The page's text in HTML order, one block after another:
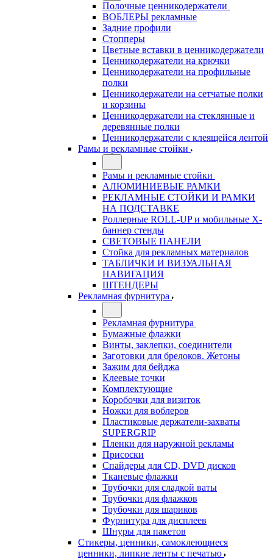
Полочные ценникодержатели
ВОБЛЕРЫ рекламные
Задние профили
Стопперы
Цветные вставки в ценникодержатели
Ценникодержатели на крючки
Ценникодержатели на профильные
полки
Ценникодержатели на сетчатые полки
и корзины
Ценникодержатели на стеклянные и
деревянные полки
Ценникодержатели с клеящейся лентой
Рамы и рекламные стойки
Рамы и рекламные стойки
АЛЮМИНИЕВЫЕ РАМКИ
РЕКЛАМНЫЕ СТОЙКИ И РАМКИ
НА ПОДСТАВКЕ
Роллерные ROLL-UP и мобильные X-
баннер стенды
СВЕТОВЫЕ ПАНЕЛИ
Стойка для рекламных материалов
ТАБЛИЧКИ И ВИЗУАЛЬНАЯ
НАВИГАЦИЯ
ШТЕНДЕРЫ
Рекламная фурнитура
Рекламная фурнитура
Бумажные флажки
Винты, заклепки, соединители
Заготовки для брелоков. Жетоны
Зажим для бейджа
Клеевые точки
Комплектующие
Коробочки для визиток
Ножки для воблеров
Пластиковые держатели-захваты
SUPERGRIP
Пленки для наружной рекламы
Присоски
Спайдеры для CD, DVD дисков
Тканевые флажки
Трубочки для сладкой ваты
Трубочки для флажков
Трубочки для шариков
Фурнитура для дисплеев
Шнуры для пакетов
Стикеры, ценники, самоклеющиеся
ценники, липкие ленты с печатью